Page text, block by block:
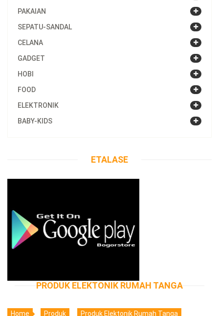
PAKAIAN
SEPATU-SANDAL
CELANA
GADGET
HOBI
FOOD
ELEKTRONIK
BABY-KIDS
ETALASE
PRODUK ELEKTONIK RUMAH TANGA
Home Produk Produk Elektonik Rumah Tanga